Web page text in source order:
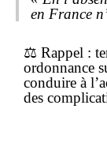
en France
⚖️ Rappel :
ordonnance
conduire à
des